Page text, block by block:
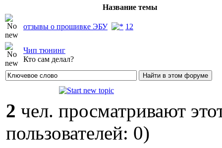
Название темы
отзывы о прошивке ЭБУ 1 2
Чип тюнинг
Кто сам делал?
2 чел. просматривают
пользователей: 0)